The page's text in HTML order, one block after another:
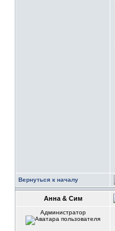
Вернуться к началу
Анна & Сим
Администратор